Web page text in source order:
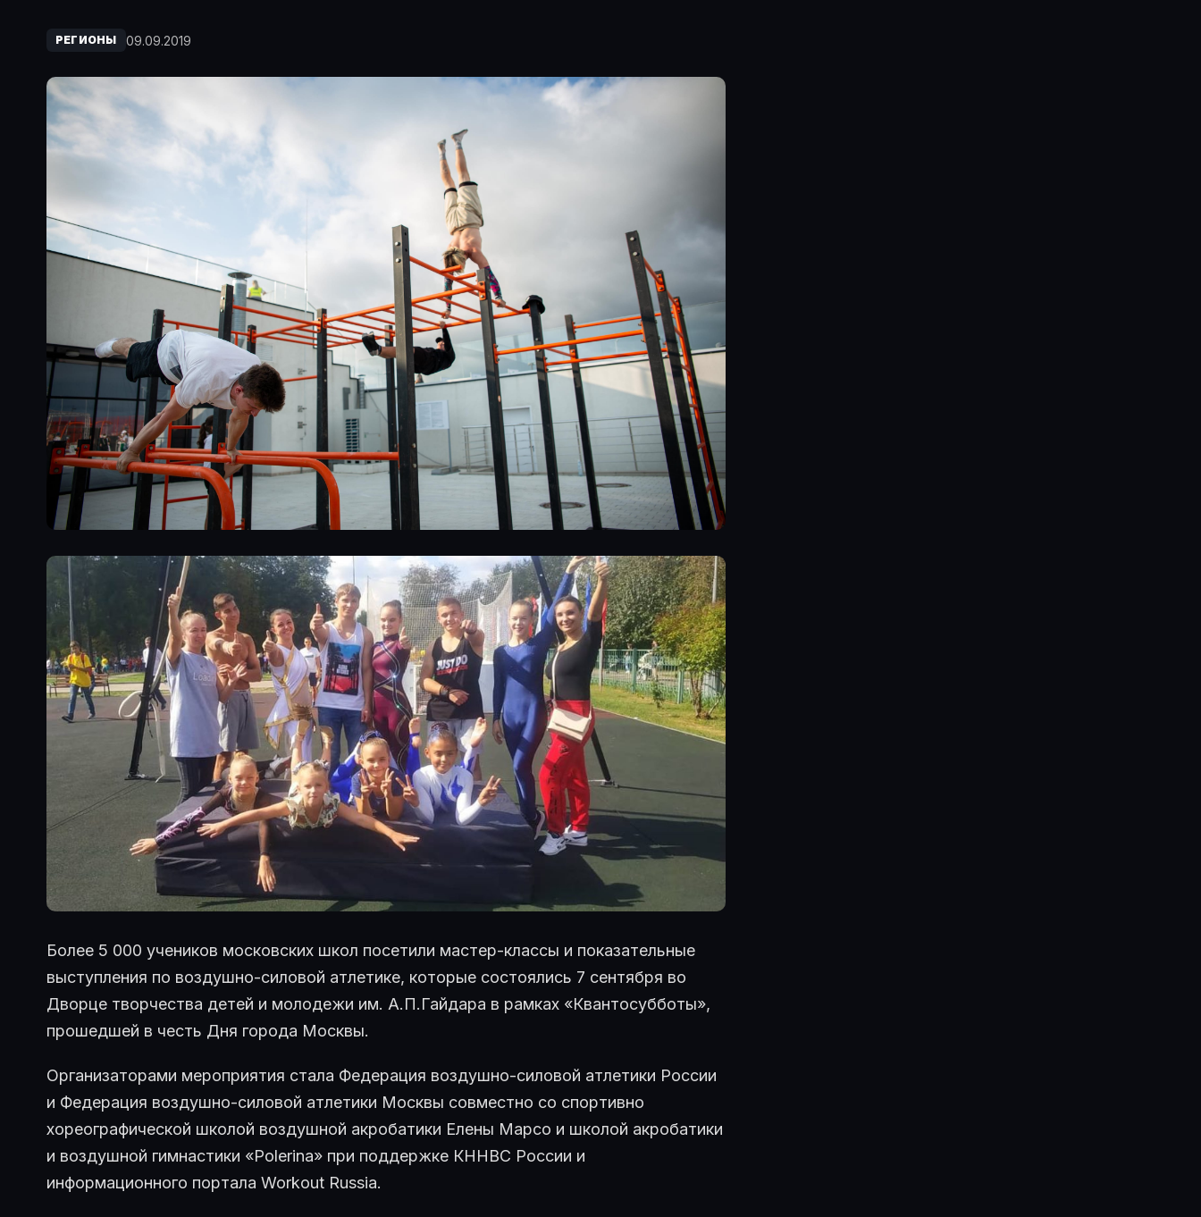
РЕГИОНЫ 09.09.2019
Более 5 000 учеников московских школ посетили мастер-классы и показательные
выступления по воздушно-силовой атлетике, которые состоялись 7 сентября во
Дворце творчества детей и молодежи им. А.П.Гайдара в рамках «Квантосубботы»,
прошедшей в честь Дня города Москвы.
Организаторами мероприятия стала Федерация воздушно-силовой атлетики России
и Федерация воздушно-силовой атлетики Москвы совместно со спортивно
хореографической школой воздушной акробатики Елены Марсо и школой акробатики
и воздушной гимнастики «Polerina» при поддержке КННВС России и
информационного портала Workout Russia.